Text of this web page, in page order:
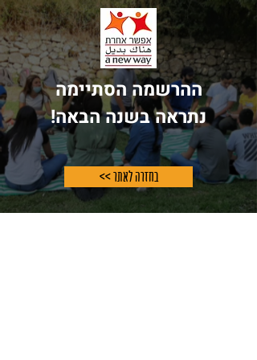
ההרשמה הסתיימה
נתראה בשנה הבאה!
<< בחזרה לאתר